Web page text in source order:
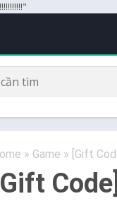
» Game » [Gift